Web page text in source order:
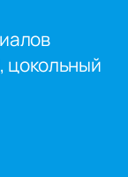
цокольный